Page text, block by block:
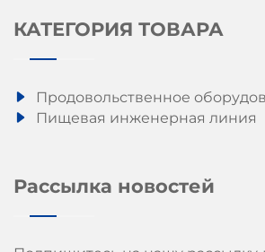
КАТЕГОРИЯ ТОВАРА
Продовольственное
Пищевая инженерная линия
Рассылка новостей